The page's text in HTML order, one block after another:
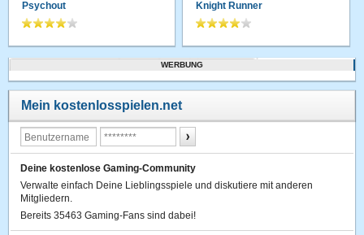
Psychout Knight Runner
WERBUNG
Mein kostenlosspielen.net
Deine kostenlose Gaming-Community
Verwalte einfach Deine Lieblingsspiele und diskutiere mit anderen
Mitgliedern.
Bereits 35463 Gaming-Fans sind dabei!